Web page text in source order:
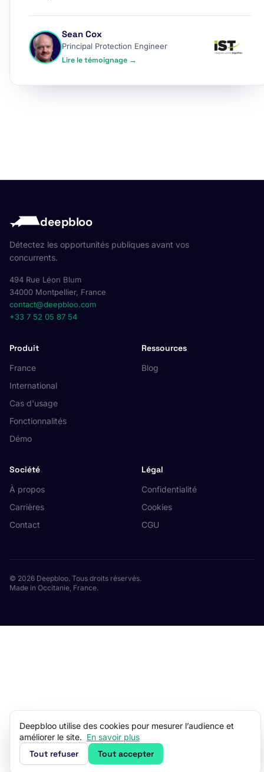
Sean Cox
Principal Protection Engineer
Lire le témoignage →
deepbloo
Détectez les opportunités publiques avant vos
concurrents.
494 Rue Léon Blum
34000 Montpellier, France
contact@deepbloo.com
+33 7 52 05 87 54
Produit
France
International
Cas d'usage
Fonctionnalités
Démo
Ressources
Blog
Société
À propos
Carrières
Contact
Légal
Confidentialité
Cookies
CGU
© 2026 Deepbloo. Tous droits réservés.
Made in Occitanie, France.
Deepbloo utilise des cookies pour mesurer l’audience et
améliorer le site. En savoir plus
Tout refuser Tout accepter